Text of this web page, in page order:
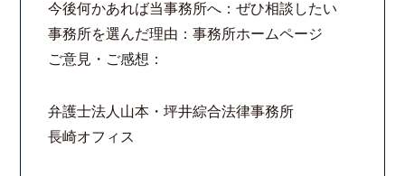
今後何かあれば当事務所へ：ぜひ相談したい
事務所を選んだ理由：事務所ホームページ
ご意見・ご感想：
弁護士法人山本・坪井綜合法律事務所
長崎オフィス